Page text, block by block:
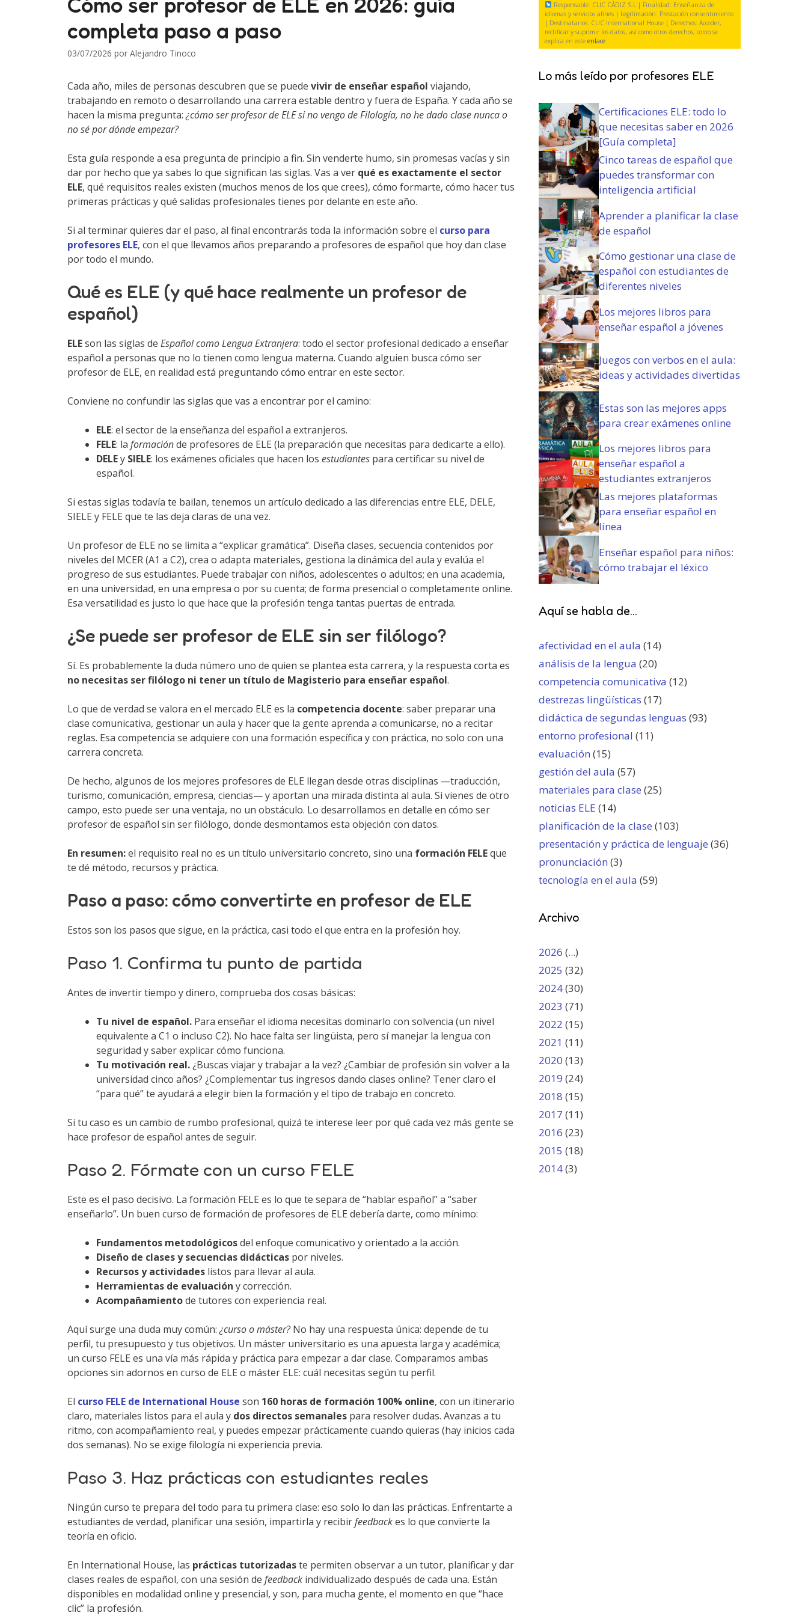
completa paso a paso
03/07/2026 por Alejandro Tinoco
Cada año, miles de personas descubren que se puede vivir de enseñar español viajando,
trabajando en remoto o desarrollando una carrera estable dentro y fuera de España. Y cada año se
hacen la misma pregunta:¿cómo ser profesor de ELE si no vengo de Filología, no he dado clase nunca o
no sé por dónde empezar?
Esta guía responde a esa pregunta de principio a fin. Sin venderte humo, sin promesas vacías y sin
dar por hecho que ya sabes lo que significan las siglas. Vas a ver qué es exactamente el sector
ELE, qué requisitos reales existen (muchos menos de los que crees), cómo formarte, cómo hacer tus
primeras prácticas y qué salidas profesionales tienes por delante en este año.
Si al terminar quieres dar el paso, al final encontrarás toda la información sobre el curso para
profesores ELE, con el que llevamos años preparando a profesores de español que hoy dan clase
por todo el mundo.
Qué es ELE (y qué hace realmente un profesor de
español)
ELEson las siglas de Español como Lengua Extranjera: todo el sector profesional dedicado a enseñar
español a personas que no lo tienen como lengua materna. Cuando alguien busca cómo ser
profesor de ELE, en realidad está preguntando cómo entrar en este sector.
Conviene no confundir las siglas que vas a encontrar por el camino:
ELE: el sector de la enseñanza del español a extranjeros.
FELE: la formaciónde profesores de ELE (la preparación que necesitas para dedicarte a ello).
DELEy SIELE: los exámenes oficiales que hacen los estudiantes para certificar su nivel de
español.
Si estas siglas todavía te bailan, tenemos un artículo dedicado a las diferencias entre ELE, DELE,
SIELE y FELE que te las deja claras de una vez.
Un profesor de ELE no se limita a “explicar gramática”. Diseña clases, secuencia contenidos por
niveles del MCER (A1 a C2), crea o adapta materiales, gestiona la dinámica del aula y evalúa el
progreso de sus estudiantes. Puede trabajar con niños, adolescentes o adultos; en una academia,
en una universidad, en una empresa o por su cuenta; de forma presencial o completamente online.
Esa versatilidad es justo lo que hace que la profesión tenga tantas puertas de entrada.
¿Se puede ser profesor de ELE sin ser filólogo?
Sí. Es probablemente la duda número uno de quien se plantea esta carrera, y la respuesta corta es
no necesitas ser filólogo ni tener un título de Magisterio para enseñar español.
Lo que de verdad se valora en el mercado ELE es la competencia docente: saber preparar una
clase comunicativa, gestionar un aula y hacer que la gente aprenda a comunicarse, no a recitar
reglas. Esa competencia se adquiere con una formación específica y con práctica, no solo con una
carrera concreta.
De hecho, algunos de los mejores profesores de ELE llegan desde otras disciplinas —traducción,
turismo, comunicación, empresa, ciencias— y aportan una mirada distinta al aula. Si vienes de otro
campo, esto puede ser una ventaja, no un obstáculo. Lo desarrollamos en detalle en cómo ser
profesor de español sin ser filólogo, donde desmontamos esta objeción con datos.
En resumen:el requisito real no es un título universitario concreto, sino una formación FELEque
te dé método, recursos y práctica.
Paso a paso: cómo convertirte en profesor de ELE
Estos son los pasos que sigue, en la práctica, casi todo el que entra en la profesión hoy.
Paso 1. Confirma tu punto de partida
Antes de invertir tiempo y dinero, comprueba dos cosas básicas:
Tu nivel de español. Para enseñar el idioma necesitas dominarlo con solvencia (un nivel
equivalente a C1 o incluso C2). No hace falta ser lingüista, pero sí manejar la lengua con
seguridad y saber explicar cómo funciona.
Tu motivación real.¿Buscas viajar y trabajar a la vez? ¿Cambiar de profesión sin volver a la
universidad cinco años? ¿Complementar tus ingresos dando clases online? Tener claro el
“para qué” te ayudará a elegir bien la formación y el tipo de trabajo en concreto.
Si tu caso es un cambio de rumbo profesional, quizá te interese leer por qué cada vez más gente se
hace profesor de español antes de seguir.
Paso 2. Fórmate con un curso FELE
Este es el paso decisivo. La formación FELE es lo que te separa de “hablar español” a “saber
enseñarlo”. Un buen curso de formación de profesores de ELE debería darte, como mínimo:
Fundamentos metodológicosdel enfoque comunicativo y orientado a la acción.
Diseño de clases y secuencias didácticas por niveles.
Recursos y actividades listos para llevar al aula.
Herramientas de evaluación y corrección.
Acompañamientode tutores con experiencia real.
Aquí surge una duda muy común:¿curso o máster?No hay una respuesta única: depende de tu
perfil, tu presupuesto y tus objetivos. Un máster universitario es una apuesta larga y académica;
un curso FELE es una vía más rápida y práctica para empezar a dar clase. Comparamos ambas
opciones sin adornos en curso de ELE o máster ELE: cuál necesitas según tu perfil.
El curso FELE de International House son 160 horas de formación 100% online, con un itinerario
claro, materiales listos para el aula y dos directos semanales para resolver dudas. Avanzas a tu
ritmo, con acompañamiento real, y puedes empezar prácticamente cuando quieras (hay inicios cada
dos semanas). No se exige filología ni experiencia previa.
Paso 3. Haz prácticas con estudiantes reales
Ningún curso te prepara del todo para tu primera clase: eso solo lo dan las prácticas. Enfrentarte a
estudiantes de verdad, planificar una sesión, impartirla y recibirfeedbackes lo que convierte la
teoría en oficio.
En International House, las prácticas tutorizadaste permiten observar a un tutor, planificar y dar
clases reales de español, con una sesión de feedback individualizado después de cada una. Están
disponibles en modalidad online y presencial, y son, para mucha gente, el momento en que “hace
clic” la profesión.
o
)
g
a
t
o
i
)
a
t
o
r
o
y
c
o
n
i
i
o
n
e
s
(
O
b
l
i
g
a
t
o
r
i
o
)
Responsable: CLIC CÁDIZ S.L.| Finalidad: Enseñanza de
idiomas y servicios afines | Legitimación: Prestación consentimiento
| Destinatarios: CLIC International House | Derechos: Acceder,
rectificar y suprimir los datos, así como otros derechos, como se
explica en esteenlace
Lo más leído por profesores ELE
Certificaciones ELE: todo lo
que necesitas saber en 2026
[Guía completa]
Cinco tareas de español que
puedes transformar con
inteligencia artificial
Aprender a planificar la clase
de español
Cómo gestionar una clase de
español con estudiantes de
diferentes niveles
Los mejores libros para
enseñar español a jóvenes
Juegos con verbos en el aula:
ideas y actividades divertidas
Estas son las mejores apps
para crear exámenes online
Los mejores libros para
enseñar español a
estudiantes extranjeros
Las mejores plataformas
para enseñar español en
línea
Enseñar español para niños:
cómo trabajar el léxico
Aquí se habla de...
afectividad en el aula (14)
análisis de la lengua (20)
competencia comunicativa (12)
destrezas lingüísticas (17)
didáctica de segundas lenguas (93)
entorno profesional (11)
evaluación (15)
gestión del aula (57)
materiales para clase (25)
noticias ELE (14)
planificación de la clase (103)
presentación y práctica de lenguaje (36)
pronunciación (3)
tecnología en el aula (59)
Archivo
2026 (...)
2025 (32)
2024(30)
2023 (71)
2022 (15)
2021 (11)
2020 (13)
2019 (24)
2018 (15)
2017 (11)
2016 (23)
2015 (18)
2014(3)